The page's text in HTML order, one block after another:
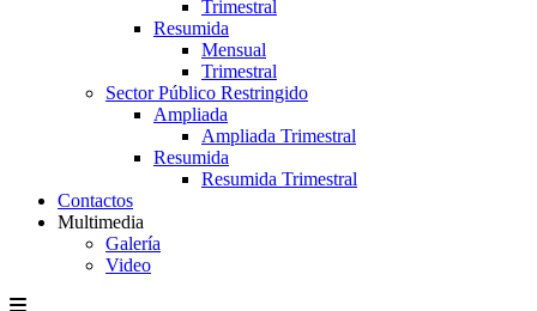
Trimestral
Resumida
Mensual
Trimestral
Sector Público Restringido
Ampliada
Ampliada Trimestral
Resumida
Resumida Trimestral
Contactos
Multimedia
Galería
Video